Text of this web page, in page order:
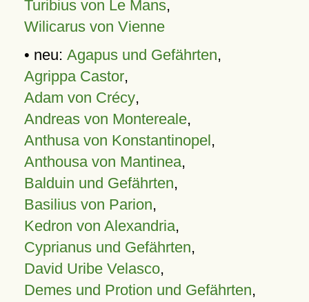
Turibius von Le Mans,
Wilicarus von Vienne
• neu: Agapus und Gefährten,
Agrippa Castor,
Adam von Crécy,
Andreas von Montereale,
Anthusa von Konstantinopel,
Anthousa von Mantinea,
Balduin und Gefährten,
Basilius von Parion,
Kedron von Alexandria,
Cyprianus und Gefährten,
David Uribe Velasco,
Demes und Protion und Gefährten,